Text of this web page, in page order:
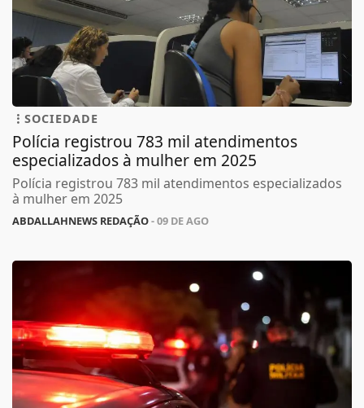
SOCIEDADE
Polícia registrou 783 mil atendimentos
especializados à mulher em 2025
Polícia registrou 783 mil atendimentos especializados
à mulher em 2025
ABDALLAHNEWS REDAÇÃO- 09 DE AGO